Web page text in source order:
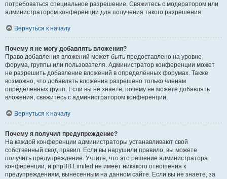
потребоваться специальное разрешение. Свяжитесь с модератором или
администратором конференции для получения такого разрешения.
Вернуться к началу
Почему я не могу добавлять вложения?
Право добавления вложений может быть предоставлено на уровне
форума, группы или пользователя. Администратор конференции может
не разрешить добавление вложений в определённых форумах. Также
возможно, что добавлять вложения разрешено только членам
определённых групп. Если вы не знаете, почему не можете добавлять
вложения, свяжитесь с администратором конференции.
Вернуться к началу
Почему я получил предупреждение?
На каждой конференции администраторы устанавливают свой
собственный свод правил. Если вы нарушили правило, вы можете
получить предупреждение. Учтите, что это решение администратора
конференции, и phpBB Limited не имеет никакого отношения к
предупреждениям, вынесенным на данном сайте. Если вы не знаете, за